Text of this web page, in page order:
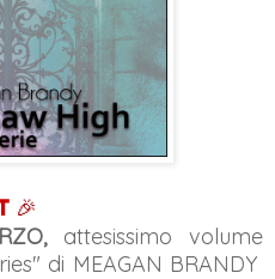
🎉
attesissimo volume
di MEAGAN BRANDY